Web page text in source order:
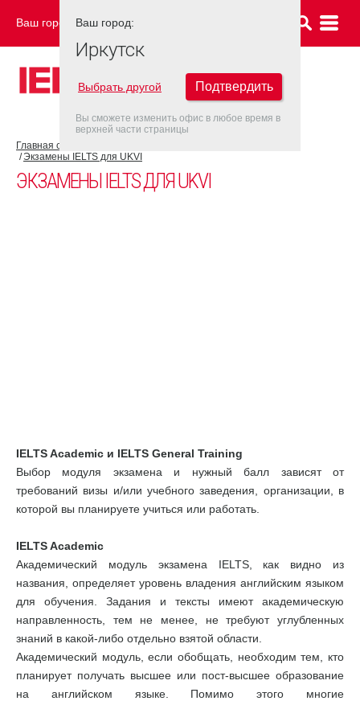
Ваш город: ИРКУТСК
Главная страница
Экзамены IELTS для UKVI
ЭКЗАМЕНЫ IELTS ДЛЯ UKVI
IELTS Academic и IELTS General Training
Выбор модуля экзамена и нужный балл зависят от
требований визы и/или учебного заведения, организации, в
которой вы планируете учиться или работать.
IELTS Academic
Академический модуль экзамена IELTS, как видно из
названия, определяет уровень владения английским языком
для обучения. Задания и тексты имеют академическую
направленность, тем не менее, не требуют углубленных
знаний в какой-либо отдельно взятой области.
Академический модуль, если обобщать, необходим тем, кто
планирует получать высшее или пост-высшее образование
на английском языке. Помимо этого многие
Ваш город:
Иркутск
Выбрать другой Подтвердить
Вы сможете изменить офис в любое время в
верхней части страницы